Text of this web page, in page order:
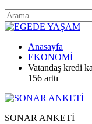
Anasayfa
EKONOMİ
Vatandaş kredi
156 arttı
SONAR ANKETİ